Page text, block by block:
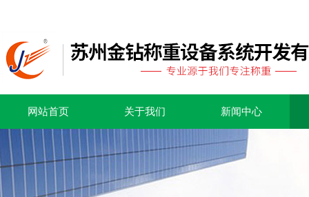
网站首页 关于我们 新闻中心